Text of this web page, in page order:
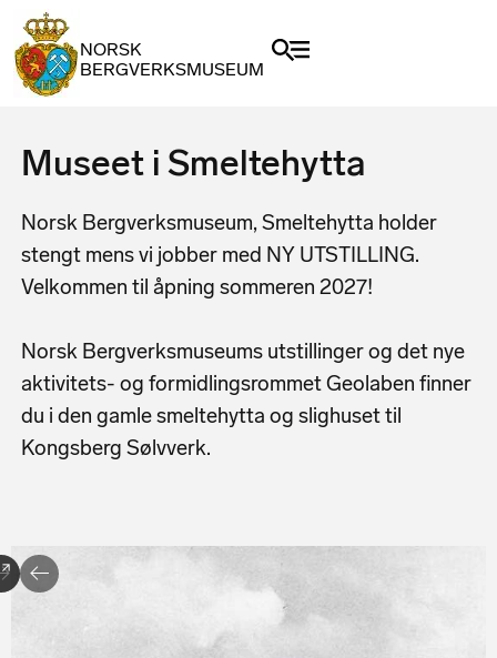
NORSK
BERGVERKSMUSEUM
Museet i Smeltehytta
Norsk Bergverksmuseum, Smeltehytta holder
stengt mens vi jobber med NY UTSTILLING.
Velkommen til åpning sommeren 2027!
Norsk Bergverksmuseums utstillinger og det nye
aktivitets- og formidlingsrommet Geolaben finner
du i den gamle smeltehytta og slighuset til
Kongsberg Sølvverk.